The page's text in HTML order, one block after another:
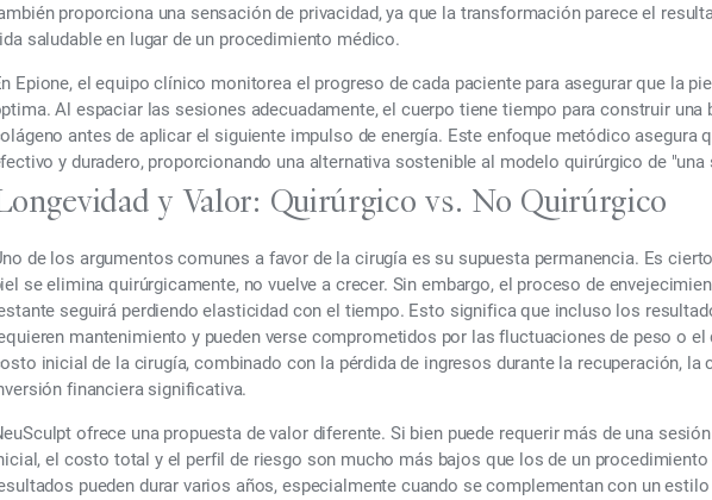
proporciona una sensación de privacidad, ya que la transformación parece el
saludable en lugar de un procedimiento médico.
Epione, el equipo clínico monitorea el progreso de cada paciente para asegurar que la
Al espaciar las sesiones adecuadamente, el cuerpo tiene tiempo para construir una
antes de aplicar el siguiente impulso de energía. Este enfoque metódico asegura
y duradero, proporcionando una alternativa sostenible al modelo quirúrgico de "una
y Valor: Quirúrgico vs. No Quirúrgico
de los argumentos comunes a favor de la cirugía es su supuesta permanencia. Es
se elimina quirúrgicamente, no vuelve a crecer. Sin embargo, el proceso de
seguirá perdiendo elasticidad con el tiempo. Esto significa que incluso los
mantenimiento y pueden verse comprometidos por las fluctuaciones de peso o el
inicial de la cirugía, combinado con la pérdida de ingresos durante la recuperación, la
financiera significativa.
ofrece una propuesta de valor diferente. Si bien puede requerir más de una
el costo total y el perfil de riesgo son mucho más bajos que los de un
pueden durar varios años, especialmente cuando se complementan con un